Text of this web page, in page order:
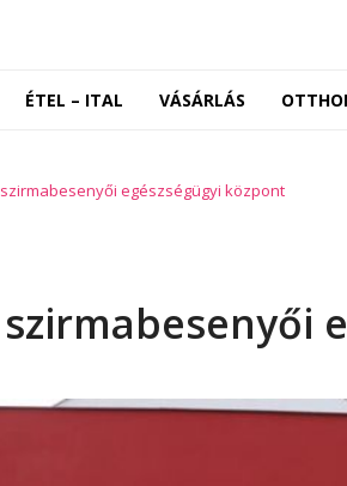
ÉTEL – ITAL VÁSÁRLÁS
egészségügyi központ